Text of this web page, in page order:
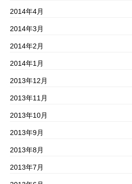
2014年4月
2014年3月
2014年2月
2014年1月
2013年12月
2013年11月
2013年10月
2013年9月
2013年8月
2013年7月